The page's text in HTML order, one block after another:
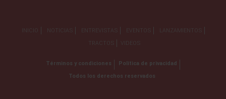
INICIO NOTICIAS ENTREVISTAS EVENTOS
LANZAMIENTOS
TRACTOS
VIDEOS
Términos y condiciones
Política de privacidad
Todos los derechos reservados